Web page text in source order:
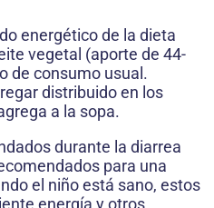
energético de la dieta
vegetal (aporte de 44-
de consumo usual.
distribuido en los
a la sopa.
durante la diarrea
para una
el niño está sano, estos